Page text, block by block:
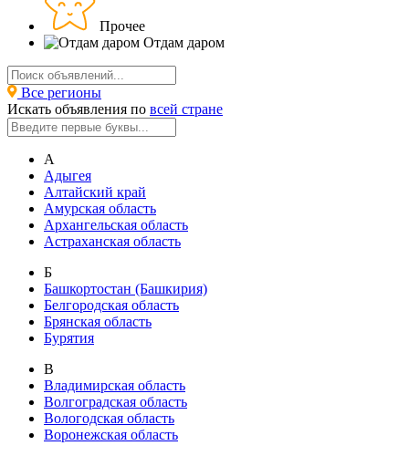
Прочее
Отдам даром
Все регионы
Искать объявления по всей стране
А
Адыгея
Алтайский край
Амурская область
Архангельская область
Астраханская область
Б
Башкортостан (Башкирия)
Белгородская область
Брянская область
Бурятия
В
Владимирская область
Волгоградская область
Вологодская область
Воронежская область